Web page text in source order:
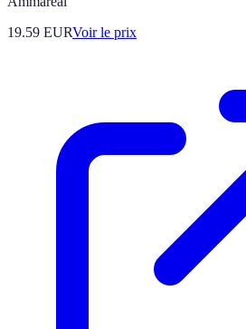
19.59 EURVoir le prix